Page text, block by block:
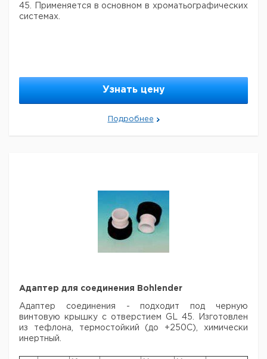
45. Применяется в основном в хроматьографических
системах.
Узнать цену
Подробнее
Адаптер для соединения Bohlender
Адаптер соединения - подходит под черную
винтовую крышку с отверстием GL 45.
Изготовлен
из тефлона, термостойкий (до +250С), химически
инертный.